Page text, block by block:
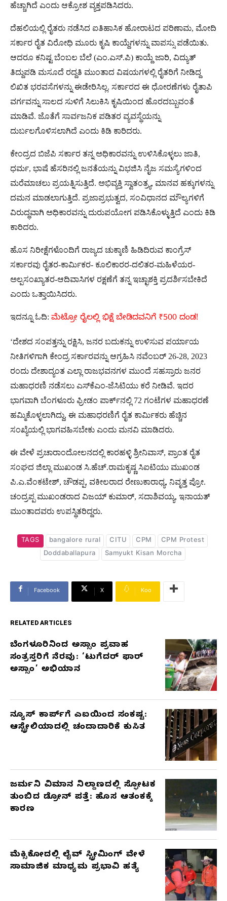
ಹೆಚ್ಚಾಗಿದೆ ಎಂದು ಆಕ್ರೋಶ ವ್ಯಕ್ತಪಡಿಸಿದರು.
ದೆಹಲಿಯಲ್ಲಿ ರೈತರು ನಡೆಸಿದ ಐತಿಹಾಸಿಕ ಹೋರಾಟದ ಪರಿಣಾಮ, ಮೋದಿ
ಸರ್ಕಾರ ರೈತ ವಿರೋಧಿ ಮೂರು ಕೃಷಿ ಕಾಯ್ದೆಗಳನ್ನು ವಾಪಸ್ಸು ಪಡೆಯಿತು.
ಆದರೂ ಕನಿಷ್ಟ ಬೆಂಬಲ ಬೆಲೆ (ಎಂ.ಎಸ್.ಪಿ) ಕಾಯ್ದೆ ಜಾರಿ, ವಿದ್ಯುತ್
ತಿದ್ದುಪಡಿ ಮಸೂದೆ ರದ್ದತಿ ಮುಂತಾದ ವಿಷಯಗಳಲ್ಲಿ ರೈತರಿಗೆ ನೀಡಿದ್ದ
ಲಿಖಿತ ಭರವಸೆಗಳನ್ನು ಈಡೇರಿಸಿಲ್ಲ. ಸರ್ಕಾರದ ಈ ಧೋರಣೆಗಳು ರೈತಾಪಿ
ವರ್ಗವನ್ನು ಸಾಲದ ಸುಳಿಗೆ ಸಿಲುಕಿಸಿ ಕೃಷಿಯಿಂದ ಹೊರದಬ್ಬುವಂತೆ
ಮಾಡಿವೆ. ಜೊತೆಗೆ ಸಾರ್ವಜನಿಕ ಪಡಿತರ ವ್ಯವಸ್ಥೆಯನ್ನು
ದುರ್ಬಲಗೊಳಿಸಲಾಗಿದೆ ಎಂದು ಕಿಡಿ ಕಾರಿದರು.
ಕೇಂದ್ರದ ಬಿಜೆಪಿ ಸರ್ಕಾರ ತನ್ನ ಅಧಿಕಾರವನ್ನು ಉಳಿಸಿಕೊಳ್ಳಲು ಜಾತಿ,
ಧರ್ಮ, ಭಾಷೆ ಹೆಸರಿನಲ್ಲಿ ಜನತೆಯನ್ನು ವಿಭಜಿಸಿ ನೈಜ ಸಮಸ್ಯೆಗಳಿಂದ
ಮರೆಮಾಚಲು ಪ್ರಯತ್ನಿಸುತ್ತಿದೆ. ಅಭಿವ್ಯಕ್ತಿ ಸ್ವಾತಂತ್ರ್ಯ, ಮಾನವ ಹಕ್ಕುಗಳನ್ನು
ದಮನ ಮಾಡಲಾಗುತ್ತಿದೆ. ಪ್ರಜಾಪ್ರಭುತ್ವದ, ಸಂವಿಧಾನದ ಮೌಲ್ಯಗಳಿಗೆ
ವಿರುದ್ಧವಾಗಿ ಅಧಿಕಾರವನ್ನು ದುರುಪಯೋಗ ಪಡಿಸಿಕೊಳ್ಳುತ್ತಿದೆ ಎಂದು ಕಿಡಿ
ಕಾರಿದರು.
ಹೊಸ ನಿರೀಕ್ಷೆಗಳೊಂದಿಗೆ ರಾಜ್ಯದ ಚುಕ್ಕಾಣಿ ಹಿಡಿದಿರುವ ಕಾಂಗ್ರೆಸ್
ಸರ್ಕಾರವು ರೈತರ-ಕಾರ್ಮಿಕರ- ಕೂಲಿಕಾರರ-ದಲಿತರ-ಮಹಿಳೆಯರ-
ಅಲ್ಪಸಂಖ್ಯಾತರ-ಆದಿವಾಸಿಗಳ ರಕ್ಷಣೆಗೆ ತನ್ನ ಇಚ್ಛಾಶಕ್ತಿ ಪ್ರದರ್ಶಿಸಬೇಕಿದೆ
ಎಂದು ಒತ್ತಾಯಿಸಿದರು.
ಇದನ್ನೂ ಓದಿ: ಮೆಟ್ರೋ ರೈಲಲ್ಲಿ ಭಿಕ್ಷೆ ಬೇಡಿದವನಿಗೆ ₹500 ದಂಡ!
‘ದೇಶದ ಸಂಪತ್ತನ್ನು ರಕ್ಷಿಸಿ, ಜನರ ಬದುಕನ್ನು ಉಳಿಸುವ ಪರ್ಯಾಯ
ನೀತಿಗಳಿಗಾಗಿ ಕೇಂದ್ರ ಸರ್ಕಾರವನ್ನು ಆಗ್ರಹಿಸಿ ನವೆಂಬರ್ 26-28, 2023
ರಂದು ದೇಶಾದ್ಯಂತ ಎಲ್ಲಾ ರಾಜಭವನಗಳ ಮುಂದೆ ಸಹಸ್ರಾರು ಜನರ
ಮಹಾಧರಣಿ ನಡೆಸಲು ಎಸ್‌ಕೆಎಂ-ಜೆಸಿಟಿಯು ಕರೆ ನೀಡಿವೆ. ಇದರ
ಭಾಗವಾಗಿ ಬೆಂಗಳೂರು ಫ್ರೀಡಂ ಪಾರ್ಕ್‌ನಲ್ಲಿ 72 ಗಂಟೆಗಳ ಮಹಾಧರಣೆ
ಹಮ್ಮಿಕೊಳ್ಳಲಾಗಿದ್ದು, ಈ ಮಹಾಧರಣಿಗೆ ರೈತ ಕಾರ್ಮಿಕರು ಹೆಚ್ಚಿನ
ಸಂಖ್ಯೆಯಲ್ಲಿ ಭಾಗವಹಿಸಬೇಕು ಎಂದು ಮನವಿ ಮಾಡಿದರು.
ಈ ವೇಳೆ ಪ್ರಚಾರಾಂದೋಲನದಲ್ಲಿ ಕಾರಹಳ್ಳಿ ಶ್ರೀನಿವಾಸ್, ಪ್ರಾಂತ ರೈತ
ಸಂಘದ ಜಿಲ್ಲಾ ಮುಖಂಡ ಸಿ.ಹೆಚ್.ರಾಮಕೃಷ್ಣ ಸಿಐಟಿಯು ಮುಖಂಡ
ಪಿ.ಎ.ವೆಂಕಟೇಶ್, ಚೌಡಪ್ಪ, ವಕೀಲರಾದ ರೇಣುಕಾರಾಧ್ಯ, ನಿವೃತ್ತ ಪ್ರೋ.
ಚಂದ್ರಪ್ಪ ಮುಖಂಡರಾದ ವಿಜಯ್ ಕುಮಾರ್, ಸದಾಶಿವಯ್ಯ, ಇನಾಯತ್
ಮುಂತಾದವರು ಉಪಸ್ಥಿತರಿದ್ದರು.
TAGS bangalore rural CITU CPM
CPM Protest
Doddaballapura
Samyukt Kisan Morcha
Facebook X Koo
RELATED ARTICLES
RELATED
ARTICLES
ಬೆಂಗಳೂರಿನಿಂದ ಅಸ್ಸಾಂ ಪ್ರವಾಹ
ಸಂತ್ರಸ್ತರಿಗೆ ನೆರವು: ‘ಟುಗೆದರ್ ಫಾರ್
ಅಸ್ಸಾಂ’ ಅಭಿಯಾನ
ನ್ಯೂಸ್ ಕಾರ್ಪ್‌ಗೆ ಎಐಯಿಂದ ಸಂಕಷ್ಟ:
ಆಸ್ಟ್ರೇಲಿಯಾದಲ್ಲಿ ಚಂದಾದಾರಿಕೆ ಕುಸಿತ
ಜರ್ಮನಿ ವಿಮಾನ ನಿಲ್ದಾಣದಲ್ಲಿ ಸ್ಫೋಟಕ
ತುಂಬಿದ ಡ್ರೋನ್ ಪತ್ತೆ: ಹೊಸ ಆತಂಕಕ್ಕೆ
ಕಾರಣ
ಮೆಕ್ಸಿಕೋದಲ್ಲಿ ಲೈವ್ ಸ್ಟ್ರೀಮಿಂಗ್ ವೇಳೆ
ಸಾಮಾಜಿಕ ಮಾಧ್ಯಮ ಪ್ರಭಾವಿ ಹತ್ಯೆ